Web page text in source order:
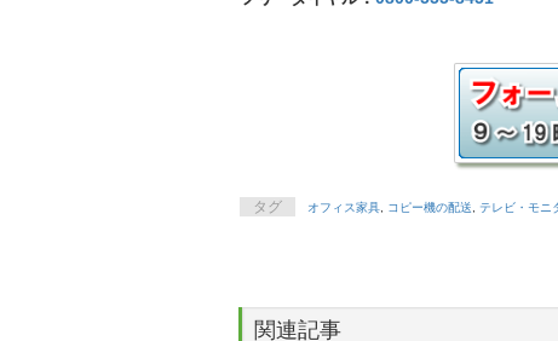
タグ オフィス家具 コピー機の配送 テレビ・モニ
関連記事